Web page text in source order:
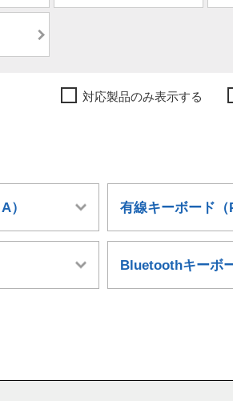
対応製品のみ表示する
） 有線キーボード（
Bluetoothキーボ